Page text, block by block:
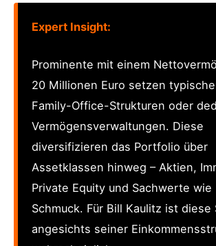
Expert Insight:
Prominente mit einem
20 Millionen Euro setzen
Family-Office-Strukturen oder
Vermögensverwaltungen. Diese
diversifizieren das Portfolio über
Assetklassen hinweg – Aktien,
Private Equity und Sachwerte wie
Schmuck. Für Bill Kaulitz ist diese
angesichts seiner